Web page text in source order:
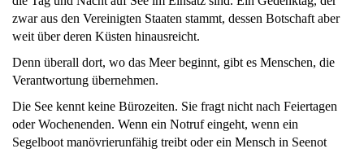
zwar aus den Vereinigten Staaten stammt, dessen Botschaft aber
weit über deren Küsten hinausreicht.
Denn überall dort, wo das Meer beginnt, gibt es Menschen, die
Verantwortung übernehmen.
Die See kennt keine Bürozeiten. Sie fragt nicht nach Feiertagen
oder Wochenenden. Wenn ein Notruf eingeht, wenn ein
Segelboot manövrierunfähig treibt oder ein Mensch in Seenot